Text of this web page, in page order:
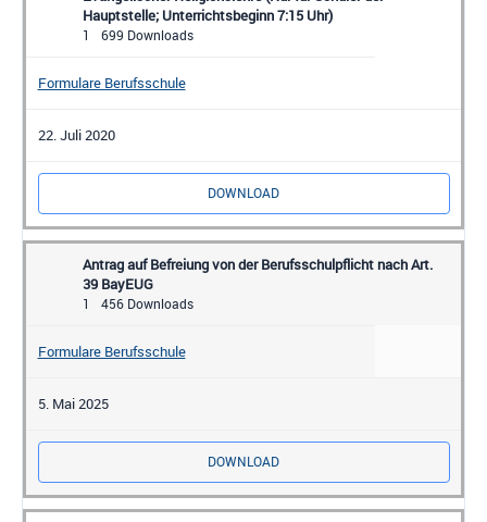
Hauptstelle; Unterrichtsbeginn 7:15 Uhr)
1 699 Downloads
Formulare Berufsschule
22. Juli 2020
DOWNLOAD
Antrag auf Befreiung von der Berufsschulpflicht nach Art.
39 BayEUG
1 456 Downloads
Formulare Berufsschule
5. Mai 2025
DOWNLOAD